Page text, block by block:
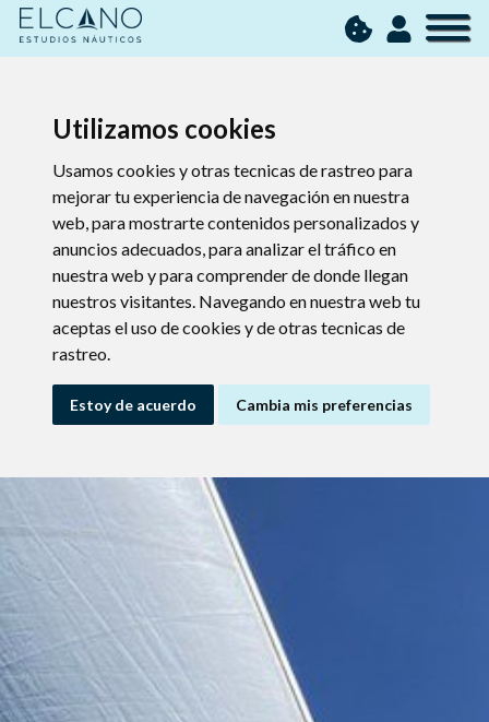
Utilizamos cookies
Usamos cookies y otras tecnicas de rastreo para
mejorar tu experiencia de navegación en nuestra
web, para mostrarte contenidos personalizados y
anuncios adecuados, para analizar el tráfico en
nuestra web y para comprender de donde llegan
nuestros visitantes. Navegando en nuestra web tu
aceptas el uso de cookies y de otras tecnicas de
rastreo.
Estoy de acuerdo Cambia mis preferencias